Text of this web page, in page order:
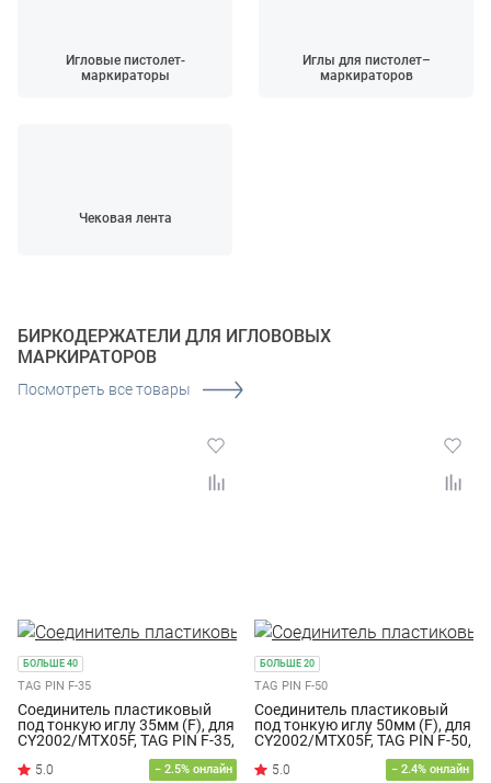
Игловые пистолет-
маркираторы
Иглы для пистолет–
маркираторов
Чековая лента
БИРКОДЕРЖАТЕЛИ ДЛЯ ИГЛОВОВЫХ
МАРКИРАТОРОВ
Посмотреть все товары
БОЛЬШЕ 40
TAG PIN F-35
Соединитель пластиковый
под тонкую иглу 35мм (F), для
CY2002/MTX05F, TAG PIN F-35,
− 2.5% онлайн
БОЛЬШЕ 20
TAG PIN F-50
Соединитель пластиковый
под тонкую иглу 50мм (F), для
CY2002/MTX05F, TAG PIN F-50,
− 2.4% онлайн